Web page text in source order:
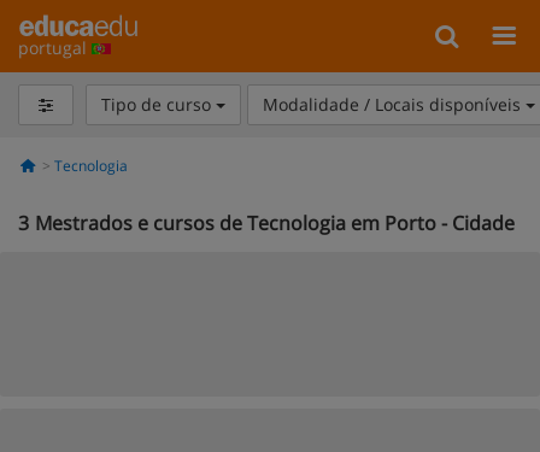
portugal
Tipo de curso Modalidade / Locais disponíveis
Tecnologia
3 Mestrados e cursos de Tecnologia em Porto - Cidade